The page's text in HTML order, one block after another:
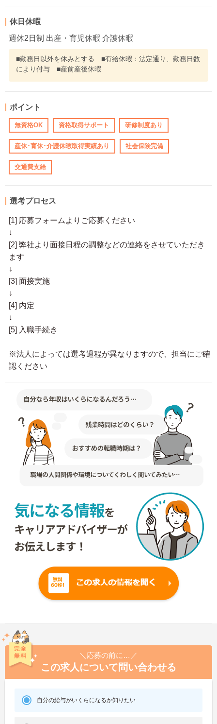
休日休暇
週休2日制 出産・育児休暇 介護休暇
■勤務日以外を休みとする ■有給休暇：法定通り、勤務日数
により付与 ■産前産後休暇
ポイント
無資格OK 資格取得サポート 研修制度あり
産休･育休･介護休暇取得実績あり 社会保険完備
交通費支給
選考プロセス
[1] 応募フォームよりご応募ください
↓
[2] 弊社より面接日程の調整などの連絡をさせていただき
ます
↓
[3] 面接実施
↓
[4] 内定
↓
[5] 入職手続き
※法人によっては選考過程が異なりますので、担当にご確
認ください
＼応募の前に…／
この求人について問い合わせる
自分の給与がいくらになるか知りたい